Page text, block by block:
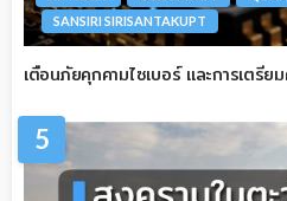
SANSIRI SIRISANTAKUPT
เตือนภัยคุกคามไซเบอร์ และการเตรี
5